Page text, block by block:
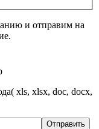
и отправим на
( xls, xlsx, doc, docx,